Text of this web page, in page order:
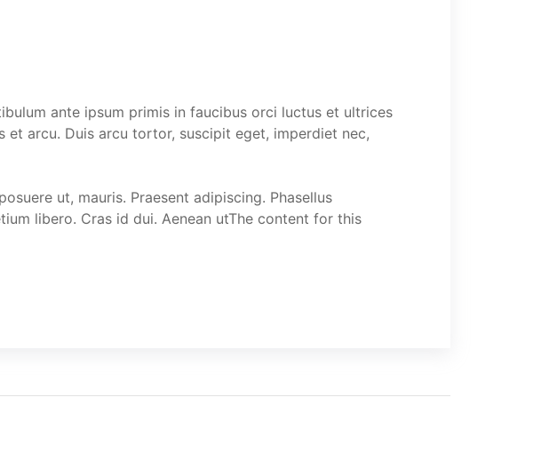
ante ipsum primis in faucibus orci luctus et ultrices
et arcu. Duis arcu tortor, suscipit eget, imperdiet nec,
ut, mauris. Praesent adipiscing. Phasellus
libero. Cras id dui. Aenean utThe content for this